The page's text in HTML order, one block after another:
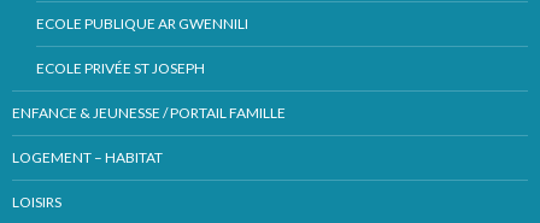
ECOLE PUBLIQUE AR GWENNILI
ECOLE PRIVÉE ST JOSEPH
ENFANCE & JEUNESSE / PORTAIL FAMILLE
LOGEMENT – HABITAT
LOISIRS